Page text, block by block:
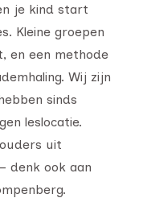
je kind start
Kleine groepen
en een methode
Wij zijn
sinds
leslocatie.
uit
denk ook aan